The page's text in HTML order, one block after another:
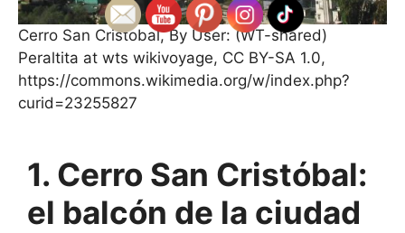
Cerro San Cristobal, By User: (WT-shared)
Peraltita at wts wikivoyage, CC BY-SA 1.0,
https://commons.wikimedia.org/w/index.php?
curid=23255827
1. Cerro San Cristóbal:
el balcón de la ciudad